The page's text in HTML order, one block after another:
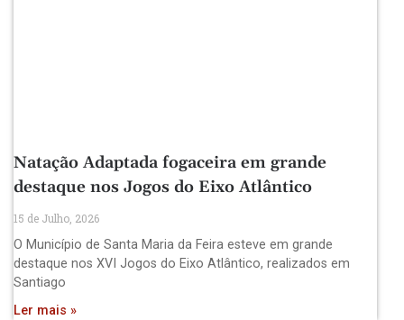
Natação Adaptada fogaceira em grande
destaque nos Jogos do Eixo Atlântico
15 de Julho, 2026
O Município de Santa Maria da Feira esteve em grande
destaque nos XVI Jogos do Eixo Atlântico, realizados em
Santiago
Ler mais »